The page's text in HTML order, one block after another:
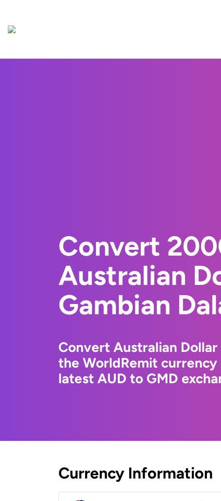
Convert
Australian
Gambian
Convert Australian
the WorldRemit
latest AUD to GMD
Currency Information